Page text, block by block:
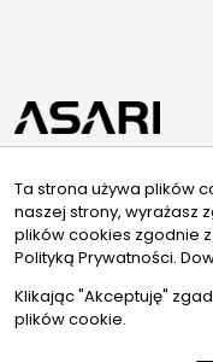
Kontakt
Ta strona używa plików
naszej strony, wyrażasz
plików cookies zgodnie
Polityką Prywatności.
Klikając "Akceptuję"
plików cookie.